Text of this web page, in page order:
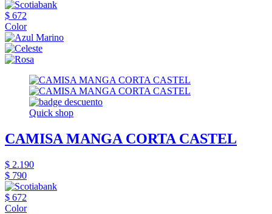
$ 672
Color
Quick shop
CAMISA MANGA CORTA CASTEL
$ 2.190
$ 790
$ 672
Color